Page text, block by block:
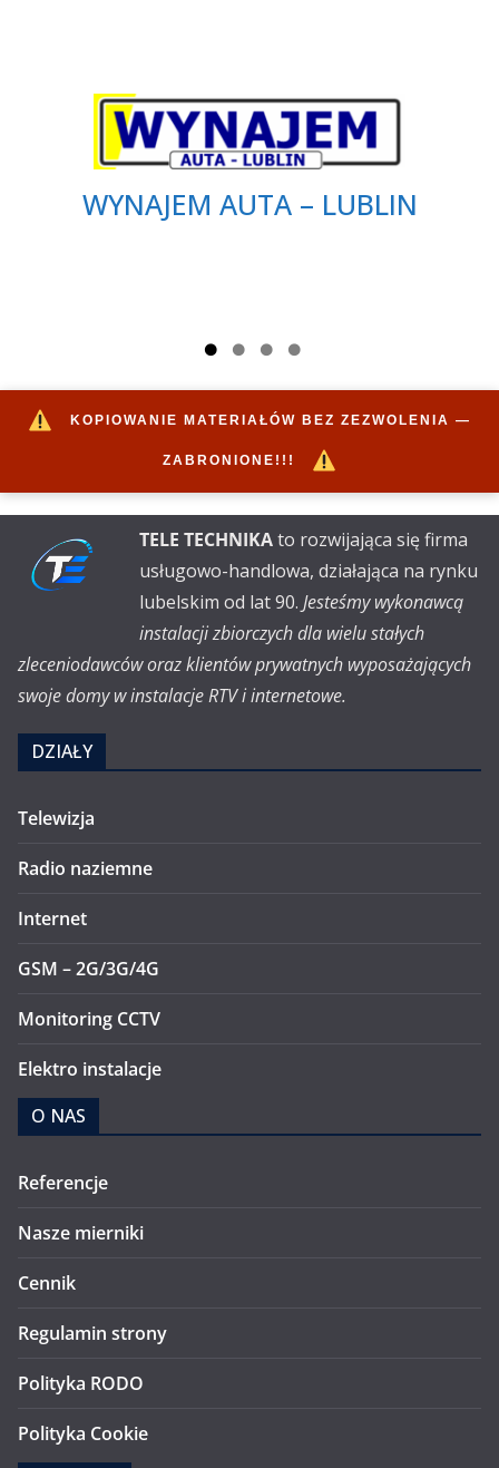
WYNAJEM AUTA – LUBLIN
KOPIOWANIE MATERIAŁÓW BEZ ZEZWOLENIA —
ZABRONIONE!!!
TELE TECHNIKAto rozwijająca się firma
usługowo-handlowa, działająca na rynku
lubelskim od lat 90. Jesteśmy wykonawcą
instalacji zbiorczych dla wielu stałych
zleceniodawców oraz klientów prywatnych wyposażających
swoje domy w instalacje RTV i internetowe.
DZIAŁY
Telewizja
Radio naziemne
Internet
GSM – 2G/3G/4G
Monitoring CCTV
Elektro instalacje
O NAS
Referencje
Nasze mierniki
Cennik
Regulamin strony
Polityka RODO
Polityka Cookie